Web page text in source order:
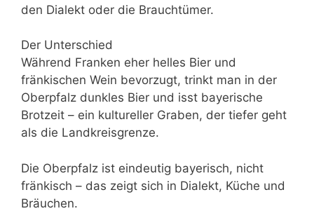
den Dialekt oder die Brauchtümer.
Der Unterschied
Während Franken eher helles Bier und
fränkischen Wein bevorzugt, trinkt man in der
Oberpfalz dunkles Bier und isst bayerische
Brotzeit – ein kultureller Graben, der tiefer geht
als die Landkreisgrenze.
Die Oberpfalz ist eindeutig bayerisch, nicht
fränkisch – das zeigt sich in Dialekt, Küche und
Bräuchen.